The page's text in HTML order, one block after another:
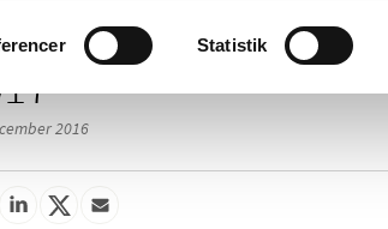
Statistik
2016